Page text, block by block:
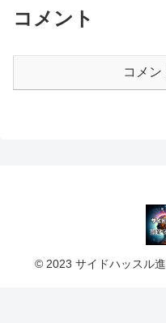
コメント
コメン
© 2023 サイドハッスル